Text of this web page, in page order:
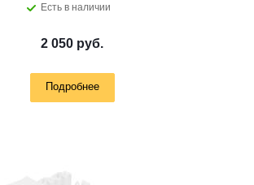
Есть в наличии
2 050 руб.
Подробнее